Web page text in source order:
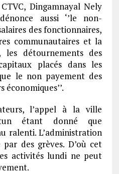
Dingamnayal Nely
aussi ‘’le non-
des fonctionnaires,
communautaires et la
les détournements des
placés dans les
le non payement des
économiques’’.
l’appel à la ville
étant donné que
ralenti. L’administration
des grèves. D’où cet
activités lundi ne peut